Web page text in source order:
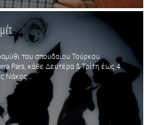
του σπουδαίου Τούρκου
Pars, κάθε Δευτέρα & Τρίτη έως 4
Νάκος...